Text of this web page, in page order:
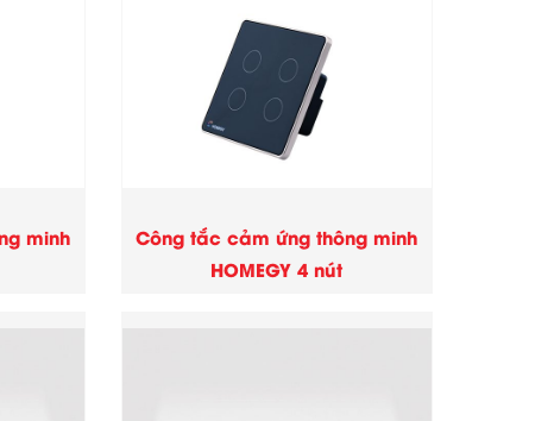
minh
Công tắc cảm ứng thông minh
HOMEGY 4 nút